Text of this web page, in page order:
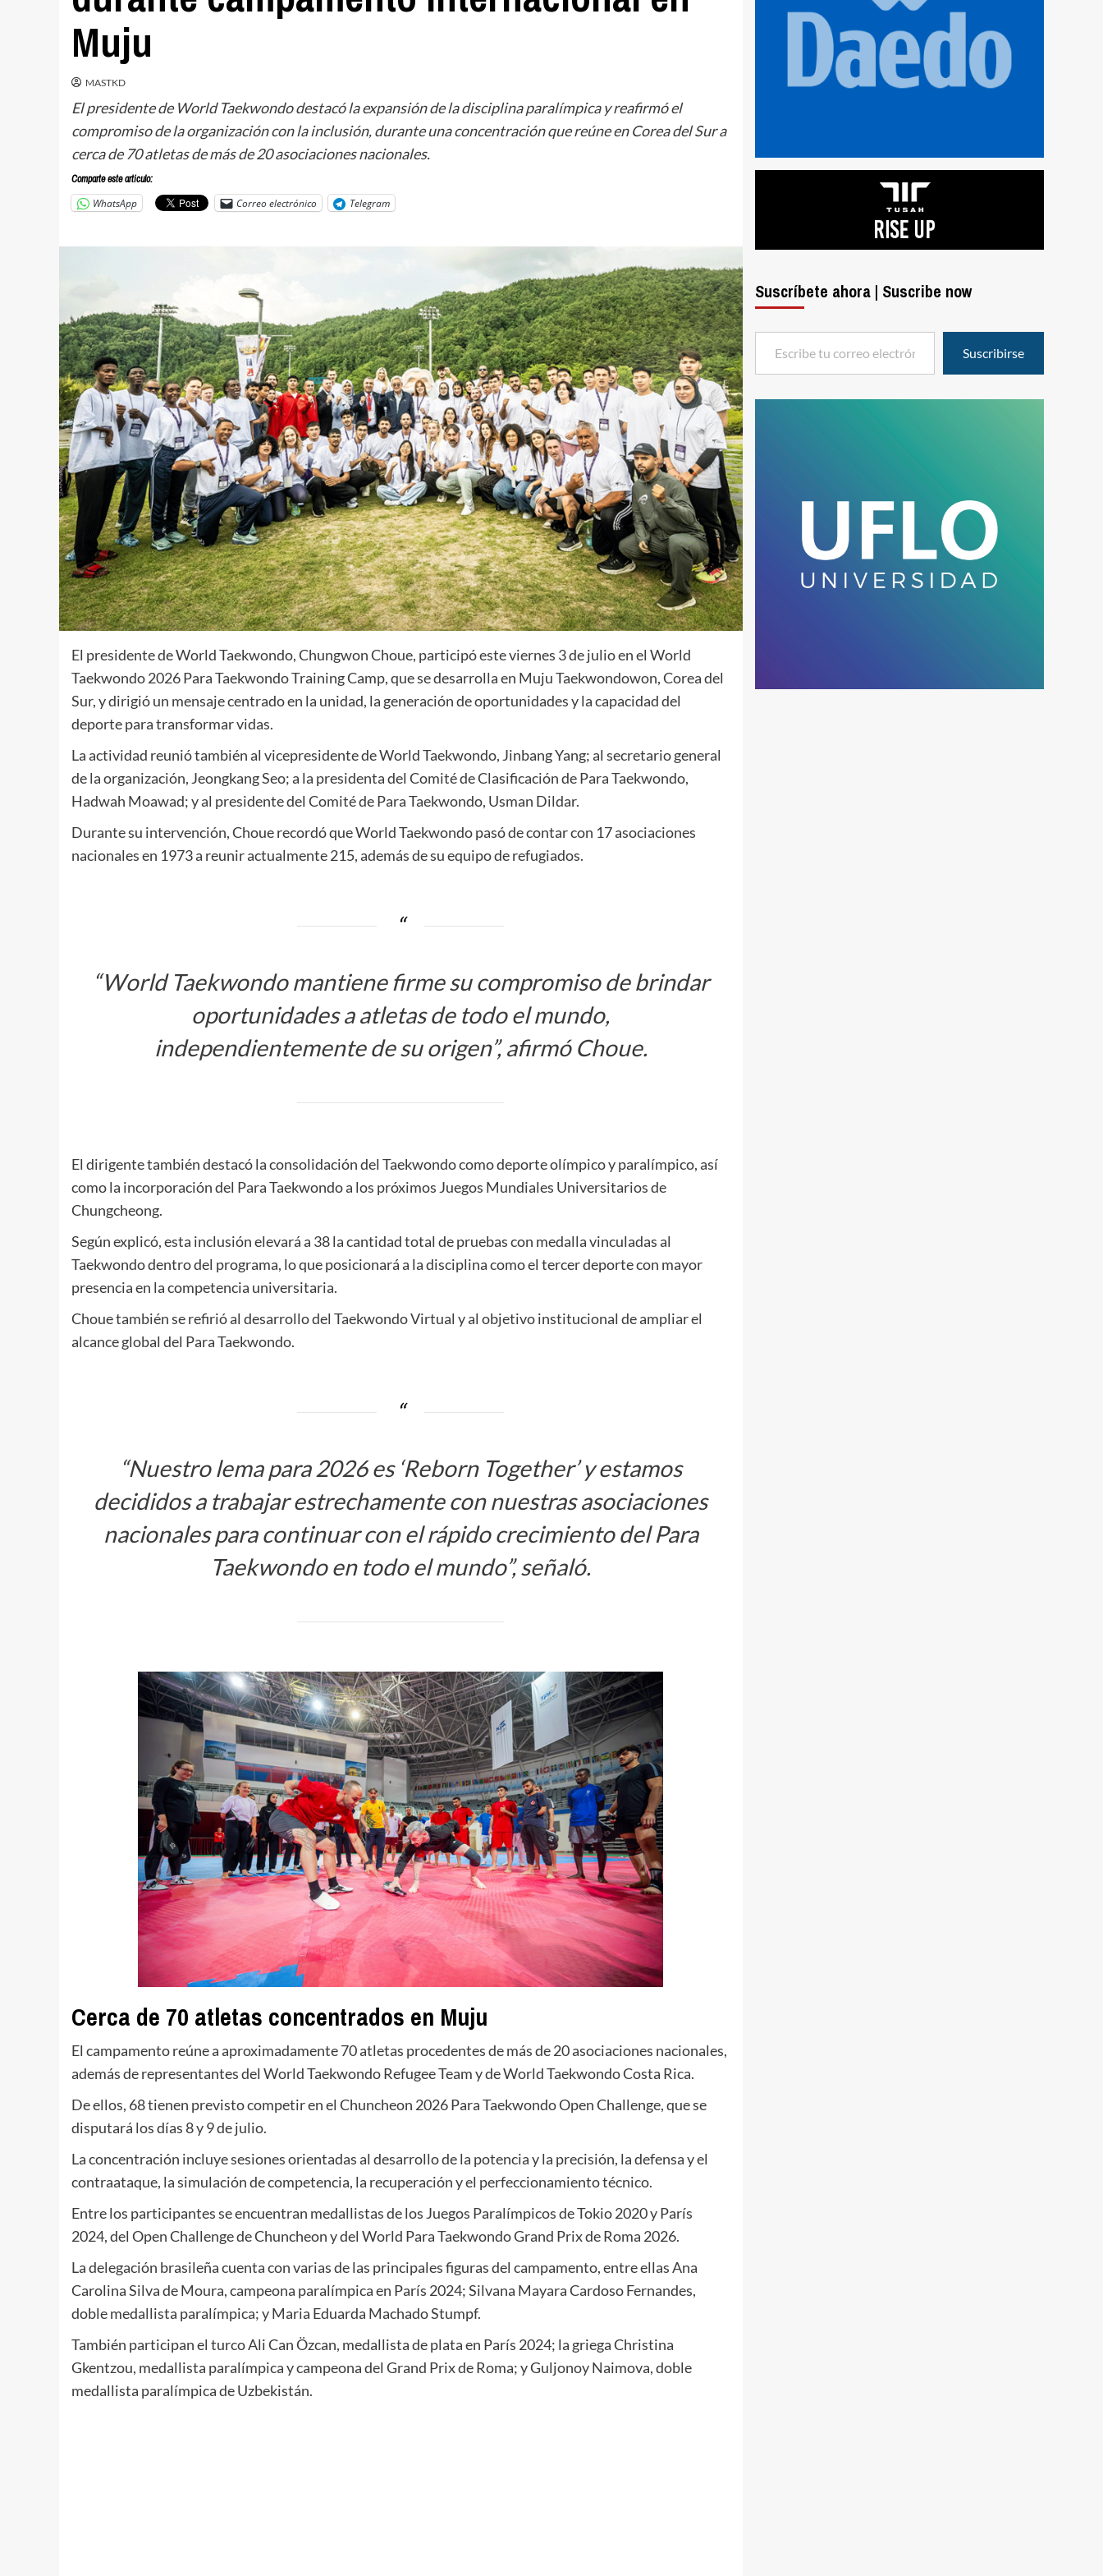
Muju
MASTKD
El presidente de World Taekwondo destacó la expansión de la disciplina paralímpica y reafirmó el
compromiso de la organización con la inclusión, durante una concentración que reúne en Corea del Sur a
cerca de 70 atletas de más de 20 asociaciones nacionales.
Comparte este articulo:
WhatsApp Correo electrónico Telegram
El presidente de World Taekwondo, Chungwon Choue, participó este viernes 3 de julio en el World
Taekwondo 2026 Para Taekwondo Training Camp, que se desarrolla en Muju Taekwondowon, Corea del
Sur, y dirigió un mensaje centrado en la unidad, la generación de oportunidades y la capacidad del
deporte para transformar vidas.
La actividad reunió también al vicepresidente de World Taekwondo, Jinbang Yang; al secretario general
de la organización, Jeongkang Seo; a la presidenta del Comité de Clasificación de Para Taekwondo,
Hadwah Moawad; y al presidente del Comité de Para Taekwondo, Usman Dildar.
Durante su intervención, Choue recordó que World Taekwondo pasó de contar con 17 asociaciones
nacionales en 1973 a reunir actualmente 215, además de su equipo de refugiados.
“World Taekwondo mantiene firme su compromiso de brindar
oportunidades a atletas de todo el mundo,
independientemente de su origen”, afirmó Choue.
El dirigente también destacó la consolidación del Taekwondo como deporte olímpico y paralímpico, así
como la incorporación del Para Taekwondo a los próximos Juegos Mundiales Universitarios de
Chungcheong.
Según explicó, esta inclusión elevará a 38 la cantidad total de pruebas con medalla vinculadas al
Taekwondo dentro del programa, lo que posicionará a la disciplina como el tercer deporte con mayor
presencia en la competencia universitaria.
Choue también se refirió al desarrollo del Taekwondo Virtual y al objetivo institucional de ampliar el
alcance global del Para Taekwondo.
“Nuestro lema para 2026 es ‘Reborn Together’ y estamos
decididos a trabajar estrechamente con nuestras asociaciones
nacionales para continuar con el rápido crecimiento del Para
Taekwondo en todo el mundo”, señaló.
Cerca de 70 atletas concentrados en Muju
El campamento reúne a aproximadamente 70 atletas procedentes de más de 20 asociaciones nacionales,
además de representantes del World Taekwondo Refugee Team y de World Taekwondo Costa Rica.
De ellos, 68 tienen previsto competir en el Chuncheon 2026 Para Taekwondo Open Challenge, que se
disputará los días 8 y 9 de julio.
La concentración incluye sesiones orientadas al desarrollo de la potencia y la precisión, la defensa y el
contraataque, la simulación de competencia, la recuperación y el perfeccionamiento técnico.
Entre los participantes se encuentran medallistas de los Juegos Paralímpicos de Tokio 2020 y París
2024, del Open Challenge de Chuncheon y del World Para Taekwondo Grand Prix de Roma 2026.
La delegación brasileña cuenta con varias de las principales figuras del campamento, entre ellas Ana
Carolina Silva de Moura, campeona paralímpica en París 2024; Silvana Mayara Cardoso Fernandes,
doble medallista paralímpica; y Maria Eduarda Machado Stumpf.
También participan el turco Ali Can Özcan, medallista de plata en París 2024; la griega Christina
Gkentzou, medallista paralímpica y campeona del Grand Prix de Roma; y Guljonoy Naimova, doble
medallista paralímpica de Uzbekistán.
Suscríbete ahora | Suscribe now
Escribe tu correo electrónico…
Suscribirse